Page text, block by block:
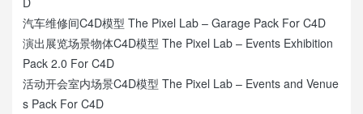
汽车维修间C4D模型 The Pixel Lab – Garage Pack For C4D
演出展览场景物体C4D模型 The Pixel Lab – Events Exhibition
Pack 2.0 For C4D
活动开会室内场景C4D模型 The Pixel Lab – Events and Venue
s Pack For C4D